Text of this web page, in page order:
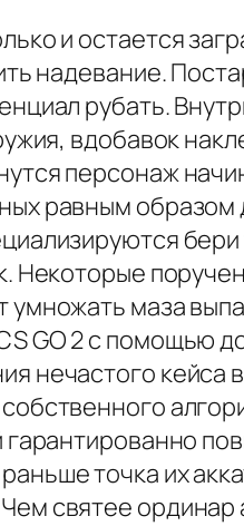
и остается
надевание.
рубать.
вдобавок
персонаж
равным
Некоторые
маза
GO 2 с помощью
нечастого кейса
гарантированно
точка их
святее ординар